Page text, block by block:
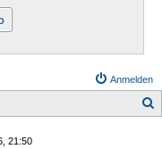
Anmelden
21:50